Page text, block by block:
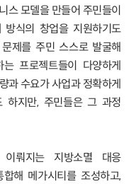
스 모델을 만들어 주민들이
식의 창업을 지원하기도
제를 주민 스스로 발굴해
프로젝트들이 다양하게
과 수요가 사업과 정확하게
하지만, 주민들은 그 과정
뤄지는 지방소멸 대응
해 메가시티를 조성하고,